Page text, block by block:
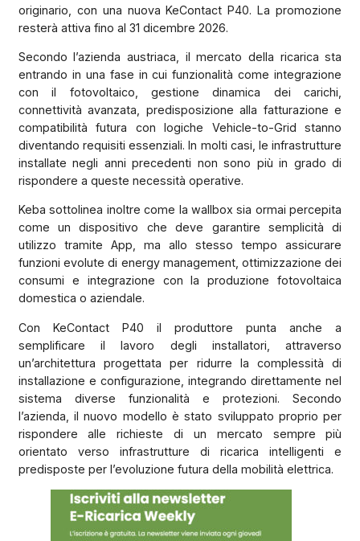
originario, con una nuova KeContact P40. La promozione
resterà attiva fino al 31 dicembre 2026.
Secondo l’azienda austriaca, il mercato della ricarica sta
entrando in una fase in cui funzionalità come integrazione
con il fotovoltaico, gestione dinamica dei carichi,
connettività avanzata, predisposizione alla fatturazione e
compatibilità futura con logiche Vehicle-to-Grid stanno
diventando requisiti essenziali. In molti casi, le infrastrutture
installate negli anni precedenti non sono più in grado di
rispondere a queste necessità operative.
Keba sottolinea inoltre come la wallbox sia ormai percepita
come un dispositivo che deve garantire semplicità di
utilizzo tramite App, ma allo stesso tempo assicurare
funzioni evolute di energy management, ottimizzazione dei
consumi e integrazione con la produzione fotovoltaica
domestica o aziendale.
Con KeContact P40 il produttore punta anche a
semplificare il lavoro degli installatori, attraverso
un’architettura progettata per ridurre la complessità di
installazione e configurazione, integrando direttamente nel
sistema diverse funzionalità e protezioni. Secondo
l’azienda, il nuovo modello è stato sviluppato proprio per
rispondere alle richieste di un mercato sempre più
orientato verso infrastrutture di ricarica intelligenti e
predisposte per l’evoluzione futura della mobilità elettrica.